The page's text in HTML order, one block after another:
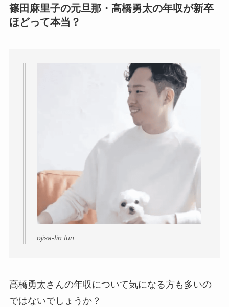
篠田麻里子の元旦那・高橋勇太の年収が新卒
ほどって本当？
ojisa-fin.fun
高橋勇太さんの年収について気になる方も多いの
ではないでしょうか？